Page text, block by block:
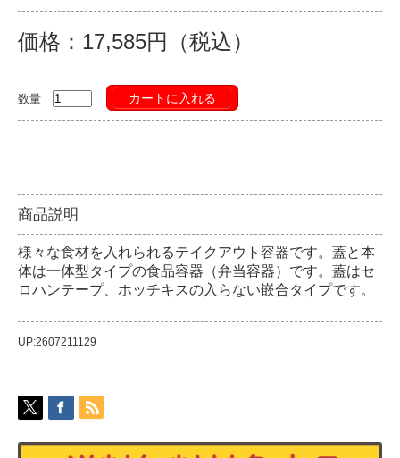
価格：17,585円（税込）
数量 カートに入れる
商品説明
様々な食材を入れられるテイクアウト容器です。蓋と本
体は一体型タイプの食品容器（弁当容器）です。蓋はセ
ロハンテープ、ホッチキスの入らない嵌合タイプです。
UP:2607211129